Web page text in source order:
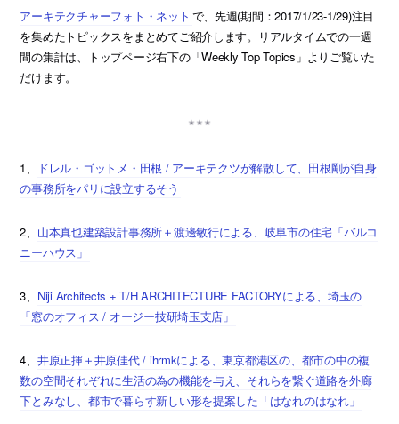
アーキテクチャーフォト・ネット で、先週(期間：2017/1/23-1/29)注目
を集めたトピックスをまとめてご紹介します。リアルタイムでの一週
間の集計は、トップページ右下の「Weekly Top Topics」よりご覧いた
だけます。
1、
ドレル・ゴットメ・田根 / アーキテクツが解散して、田根剛が自身
の事務所をパリに設立するそう
2、 山本真也建築設計事務所＋渡邊敏行による、岐阜市の住宅「バルコ
ニーハウス」
3、 Niji Architects + T/H ARCHITECTURE FACTORYによる、埼玉の
「窓のオフィス / オージー技研埼玉支店」
4、 井原正揮＋井原佳代 / ihrmkによる、東京都港区の、都市の中の複
数の空間それぞれに生活の為の機能を与え、それらを繋ぐ道路を外廊
下とみなし、都市で暮らす新しい形を提案した「はなれのはなれ」